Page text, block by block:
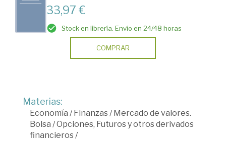
33,97 €
Stock en librería. Envío en 24/48 horas
COMPRAR
Materias:
Economía /Finanzas /Mercado de valores.
Bolsa /Opciones, Futuros y otros derivados
financieros /